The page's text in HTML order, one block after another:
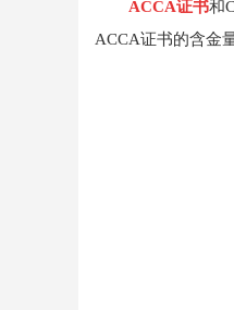
ACCA证书和
ACCA证书的含金